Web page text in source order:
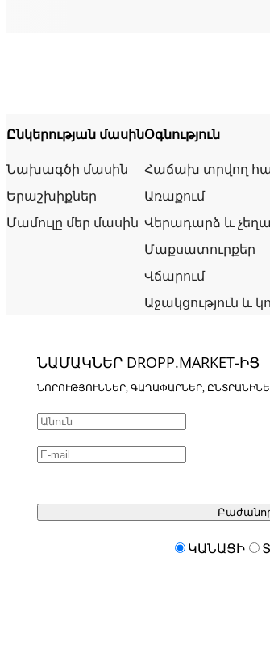
Ընկերության մասին
Նախագծի մասին
Երաշխիքներ
Մամուլը մեր մասին
Օգնություն
Հաճախ տրվող
Առաքում
Վերադարձ և
Մաքսատուրքեր
Վճարում
Աջակցություն և
ՆԱՄԱԿՆԵՐ DROPP.MARKET-ԻՑ
ՆՈՐՈՒԹՅՈՒՆՆԵՐ, ԳԱՂԱՓԱՐՆԵՐ,
ԿԱՆԱՑԻ